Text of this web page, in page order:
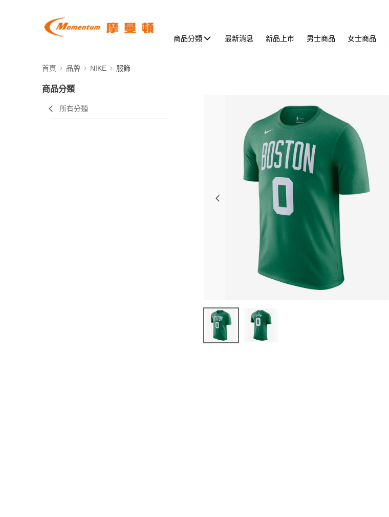
商品分類 最新消息 新品上市 男士商品 女士商品
首頁 品牌 NIKE 服飾
商品分類
所有分類